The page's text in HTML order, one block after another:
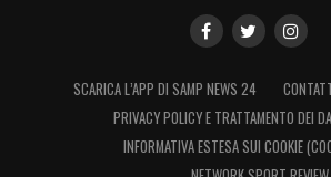
SCARICA L’APP DI SAMP NEWS 24
PRIVACY POLICY E TRATTAMENTO DEI
INFORMATIVA ESTESA SUI COOKIE